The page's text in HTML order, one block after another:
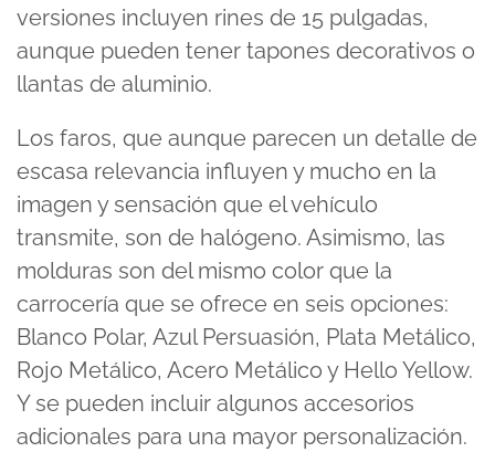
versiones incluyen rines de 15 pulgadas,
aunque pueden tener tapones decorativos o
llantas de aluminio.
Los faros, que aunque parecen un detalle de
escasa relevancia influyen y mucho en la
imagen y sensación que el vehículo
transmite, son de halógeno. Asimismo, las
molduras son del mismo color que la
carrocería que se ofrece en seis opciones:
Blanco Polar, Azul Persuasión, Plata Metálico,
Rojo Metálico, Acero Metálico y Hello Yellow.
Y se pueden incluir algunos accesorios
adicionales para una mayor personalización.